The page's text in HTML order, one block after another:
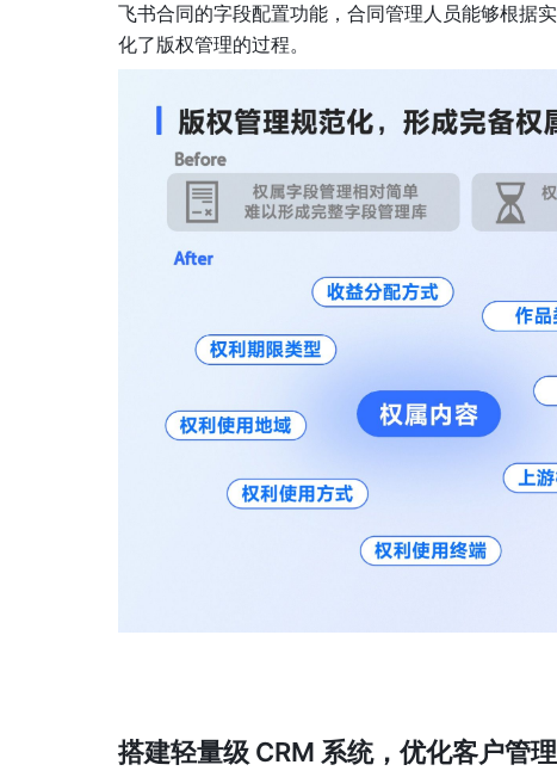
飞书合同的字段配置功能，合同管理人员能够根据
化了版权管理的过程。
搭建轻量级 CRM 系统，优化客户管